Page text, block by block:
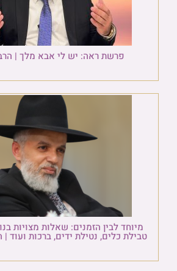
פרשת ראה: יש לי אבא מלך |
מיוחד לבין הזמנים: שאלות מצויות
טבילת כלים, נטילת ידים, ברכות ועוד